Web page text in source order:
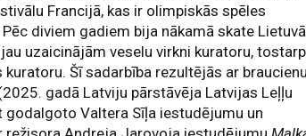
Francijā, kas ir olimpiskās spēles
diviem gadiem bija nākamā skate
uzaicinājām veselu virkni kuratoru, tostarp
Šī sadarbība rezultējās ar braucienu
gadā Latviju pārstāvēja Latvijas Leļļu
Valtera Sīļa iestudējumu un